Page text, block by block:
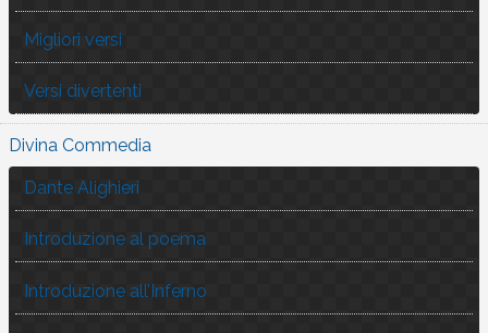
Migliori versi
Versi divertenti
Divina Commedia
Dante Alighieri
Introduzione al poema
Introduzione all’Inferno